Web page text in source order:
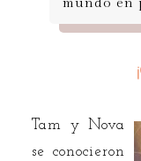
mundo en
Tam y Nova
se conocieron